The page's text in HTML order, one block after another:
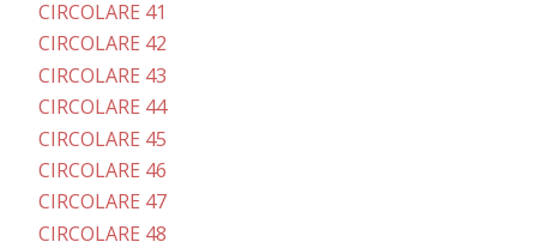
CIRCOLARE 41
CIRCOLARE 42
CIRCOLARE 43
CIRCOLARE 44
CIRCOLARE 45
CIRCOLARE 46
CIRCOLARE 47
CIRCOLARE 48